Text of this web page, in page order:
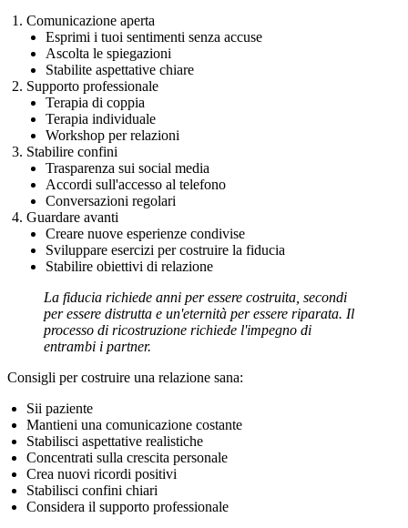
Comunicazione aperta
Esprimi i tuoi sentimenti senza accuse
Ascolta le spiegazioni
Stabilite aspettative chiare
Supporto professionale
Terapia di coppia
Terapia individuale
Workshop per relazioni
Stabilire confini
Trasparenza sui social media
Accordi sull'accesso al telefono
Conversazioni regolari
Guardare avanti
Creare nuove esperienze condivise
Sviluppare esercizi per costruire la fiducia
Stabilire obiettivi di relazione
La fiducia richiede anni per essere costruita, secondi
per essere distrutta e un'eternità per essere riparata. Il
processo di ricostruzione richiede l'impegno di
entrambi i partner.
Consigli per costruire una relazione sana:
Sii paziente
Mantieni una comunicazione costante
Stabilisci aspettative realistiche
Concentrati sulla crescita personale
Crea nuovi ricordi positivi
Stabilisci confini chiari
Considera il supporto professionale